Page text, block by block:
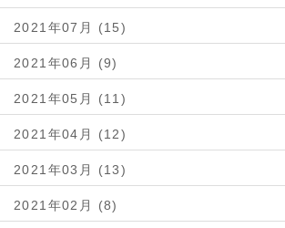
2021年07月 (15)
2021年06月 (9)
2021年05月 (11)
2021年04月 (12)
2021年03月 (13)
2021年02月 (8)